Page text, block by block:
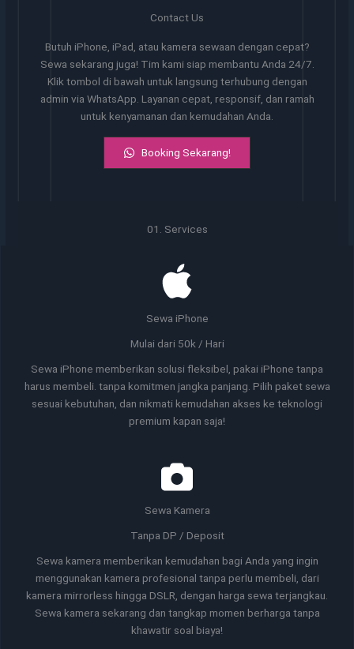
Contact Us
Butuh iPhone, iPad, atau kamera sewaan dengan cepat?
Sewa sekarang juga! Tim kami siap membantu Anda 24/7.
Klik tombol di bawah untuk langsung terhubung dengan
admin via WhatsApp. Layanan cepat, responsif, dan ramah
untuk kenyamanan dan kemudahan Anda.
Booking Sekarang!
01. Services
Sewa iPhone
Mulai dari 50k / Hari
Sewa iPhone memberikan solusi fleksibel, pakai iPhone tanpa
harus membeli. tanpa komitmen jangka panjang. Pilih paket sewa
sesuai kebutuhan, dan nikmati kemudahan akses ke teknologi
premium kapan saja!
Sewa Kamera
Tanpa DP / Deposit
Sewa kamera memberikan kemudahan bagi Anda yang ingin
menggunakan kamera profesional tanpa perlu membeli, dari
kamera mirrorless hingga DSLR, dengan harga sewa terjangkau.
Sewa kamera sekarang dan tangkap momen berharga tanpa
khawatir soal biaya!